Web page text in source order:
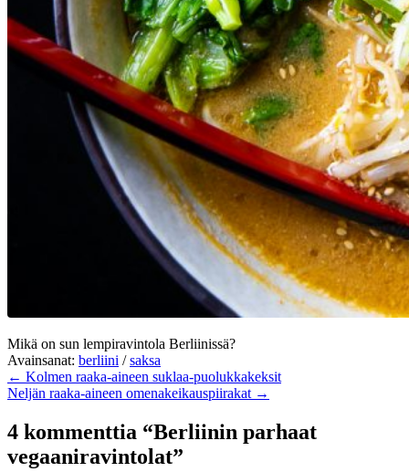
Mikä on sun lempiravintola Berliinissä?
Avainsanat: berliini /saksa
← Kolmen raaka-aineen suklaa-puolukkakeksit
Neljän raaka-aineen omenakeikauspiirakat →
4 kommenttia “Berliinin parhaat
vegaaniravintolat”